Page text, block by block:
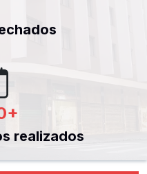
+
realizados